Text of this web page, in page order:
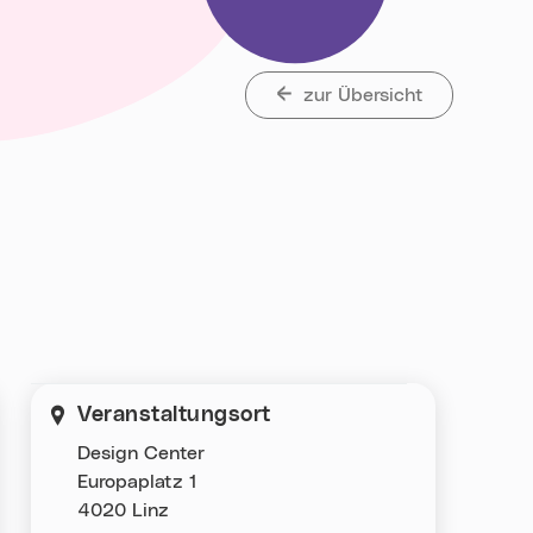
zur Übersicht
Veranstaltungsort
Design Center
Europaplatz 1
4020 Linz